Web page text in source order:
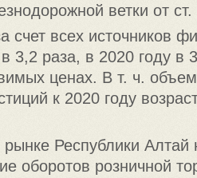
ветки от
счет всех источников
в 3,2 раза, в 2020 году в
ценах. В т. ч.
к 2020 году
Республики Алтай
оборотов розничной